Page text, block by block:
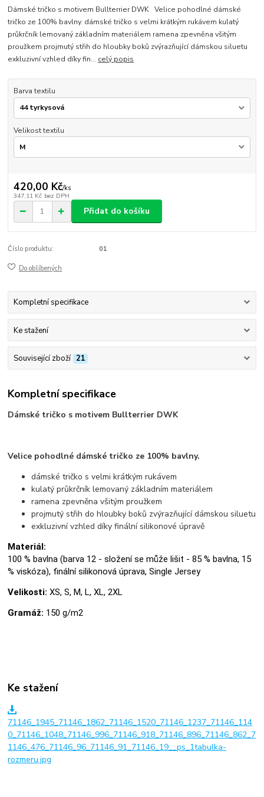
Dámské tričko s motivem Bullterrier DWK Velice pohodlné dámské
tričko ze 100% bavlny. dámské tričko s velmi krátkým rukávem kulatý
průkrčník lemovaný základním materiálem ramena zpevněna všitým
proužkem projmutý střih do hloubky boků zvýrazňující dámskou siluetu
exkluzivní vzhled díky fin... celý popis
Barva textilu
Velikost textilu
420,00 Kč/ks
347,11 Kč bez DPH
Přidat do košíku
Číslo produktu: 01
Do oblíbených
Kompletní specifikace
Ke stažení
Související zboží 21
Kompletní specifikace
Dámské tričko s motivem Bullterrier DWK
Velice pohodlné dámské tričko ze 100% bavlny.
dámské tričko s velmi krátkým rukávem
kulatý průkrčník lemovaný základním materiálem
ramena zpevněna všitým proužkem
projmutý střih do hloubky boků zvýrazňující dámskou siluetu
exkluzivní vzhled díky finální silikonové úpravě
Materiál:
100 % bavlna (barva 12 - složení se může lišit - 85 % bavlna, 15
% viskóza), finální silikonová úprava, Single Jersey
Velikosti: XS, S, M, L, XL, 2XL
Gramáž: 150 g/m2
Ke stažení
71146_1945_71146_1862_71146_1520_71146_1237_71146_114
0_71146_1048_71146_996_71146_918_71146_896_71146_862_7
1146_476_71146_96_71146_91_71146_19__ps_1tabulka-
rozmeru.jpg